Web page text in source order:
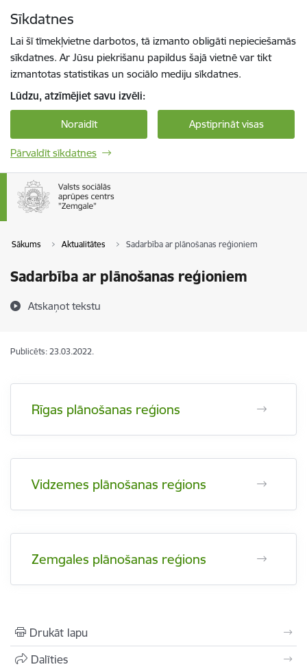
Sīkdatnes
Lai šī tīmekļvietne darbotos, tā izmanto obligāti nepieciešamās
sīkdatnes. Ar Jūsu piekrišanu papildus šajā vietnē var tikt
izmantotas statistikas un sociālo mediju sīkdatnes.
Lūdzu, atzīmējiet savu izvēli:
Noraidīt Apstiprināt visas
Pārvaldīt sīkdatnes
Sākums Aktualitātes Sadarbība ar plānošanas reģioniem
Sadarbība ar plānošanas reģioniem
Atskaņot tekstu
Publicēts: 23.03.2022.
Rīgas plānošanas reģions
Vidzemes plānošanas reģions
Zemgales plānošanas reģions
Drukāt lapu
Dalīties